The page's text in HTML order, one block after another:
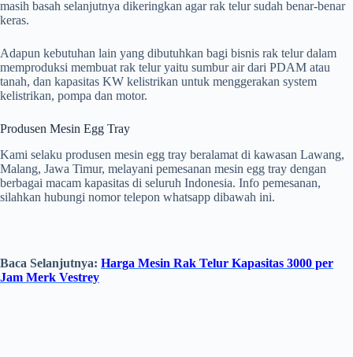
masih basah selanjutnya dikeringkan agar rak telur sudah benar-benar
keras.
Adapun kebutuhan lain yang dibutuhkan bagi bisnis rak telur dalam
memproduksi membuat rak telur yaitu sumbur air dari PDAM atau
tanah, dan kapasitas KW kelistrikan untuk menggerakan system
kelistrikan, pompa dan motor.
Produsen Mesin Egg Tray
Kami selaku produsen mesin egg tray beralamat di kawasan Lawang,
Malang, Jawa Timur, melayani pemesanan mesin egg tray dengan
berbagai macam kapasitas di seluruh Indonesia. Info pemesanan,
silahkan hubungi nomor telepon whatsapp dibawah ini.
Baca Selanjutnya: Harga Mesin Rak Telur Kapasitas 3000 per
Jam Merk Vestrey